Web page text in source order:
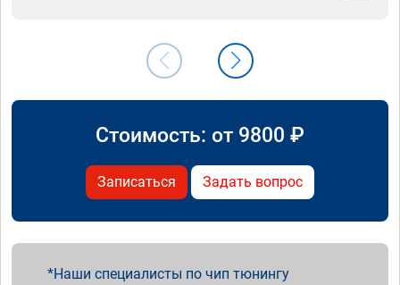
Стоимость: от 9800 ₽
Записаться Задать вопрос
Наши специалисты по чип тюнингу